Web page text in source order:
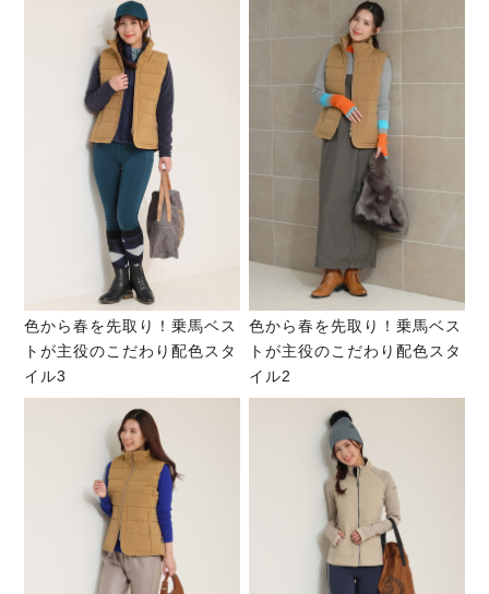
色から春を先取り！乗馬ベス
トが主役のこだわり配色スタ
イル3
色から春を先取り！乗馬ベス
トが主役のこだわり配色スタ
イル2